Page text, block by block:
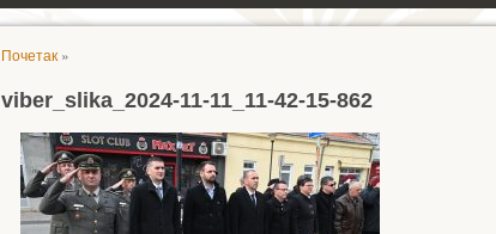
Почетак »
viber_slika_2024-11-11_11-42-15-862